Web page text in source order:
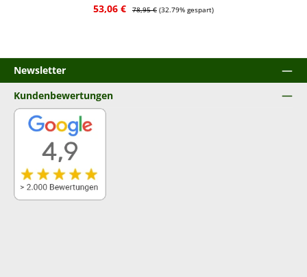
Verkaufspreis:
53,06 € Regulärer Preis:
78,95 € (32.79% gespart)
Newsletter
Kundenbewertungen